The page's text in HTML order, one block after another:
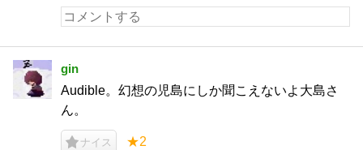
gin
Audible。幻想の児島にしか聞こえないよ大島さ
ん。
ナイス ★2